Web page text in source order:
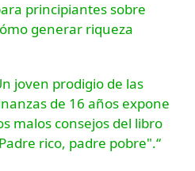
principiantes sobre
generar riqueza
joven prodigio de las
de 16 años expone
malos consejos del libro
rico, padre pobre".“